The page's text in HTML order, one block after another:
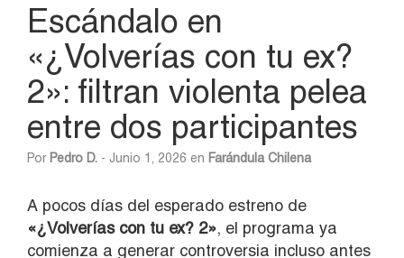
Escándalo en
«¿Volverías con tu ex?
2»: filtran violenta pelea
entre dos participantes
Por Pedro D. - Junio 1, 2026 en Farándula Chilena
A pocos días del esperado estreno de
«¿Volverías con tu ex? 2», el programa ya
comienza a generar controversia incluso antes